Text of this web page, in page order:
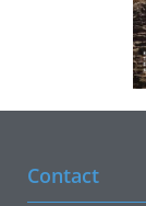
Contact